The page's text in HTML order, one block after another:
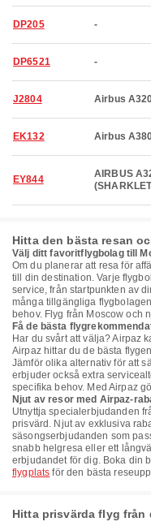
DP205 -
DP6521 -
J2804 Airbus
EK132 Airbus
EY844
AIRBUS
Hitta den bästa resan
Välj ditt favoritflygbolag till
Om du planerar att resa för
till din destination. Varje
service, från startpunkten av
många tillgängliga
behov. Flyg från Moscow och
Få de bästa
Har du svårt att välja? Airpaz
Airpaz hittar du de bästa
Jämför olika alternativ för att
erbjuder också extra
specifika behov. Med Airpaz
Njut av resor med Airpaz-
Utnyttja specialerbjudanden
prisvärd. Njut av exklusiva
säsongserbjudanden som
snabb helgresa eller ett
erbjudandet för dig. Boka din
flygplats för den bästa
Hitta prisvärda flyg från